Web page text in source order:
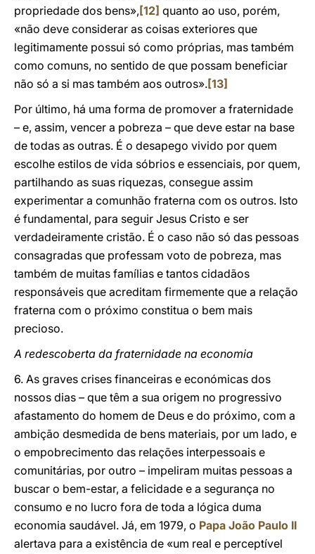
propriedade dos bens», [12] quanto ao uso, porém,
«não deve considerar as coisas exteriores que
legitimamente possui só como próprias, mas também
como comuns, no sentido de que possam beneficiar
não só a si mas também aos outros».[13]
Por último, há uma forma de promover a fraternidade
– e, assim, vencer a pobreza – que deve estar na base
de todas as outras. É o desapego vivido por quem
escolhe estilos de vida sóbrios e essenciais, por quem,
partilhando as suas riquezas, consegue assim
experimentar a comunhão fraterna com os outros. Isto
é fundamental, para seguir Jesus Cristo e ser
verdadeiramente cristão. É o caso não só das pessoas
consagradas que professam voto de pobreza, mas
também de muitas famílias e tantos cidadãos
responsáveis que acreditam firmemente que a relação
fraterna com o próximo constitua o bem mais
precioso.
A redescoberta da fraternidade na economia
6. As graves crises financeiras e económicas dos
nossos dias – que têm a sua origem no progressivo
afastamento do homem de Deus e do próximo, com a
ambição desmedida de bens materiais, por um lado, e
o empobrecimento das relações interpessoais e
comunitárias, por outro – impeliram muitas pessoas a
buscar o bem-estar, a felicidade e a segurança no
consumo e no lucro fora de toda a lógica duma
economia saudável. Já, em 1979, o Papa João Paulo II
alertava para a existência de «um real e perceptível